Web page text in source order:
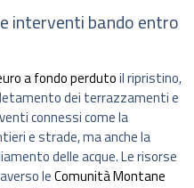
interventi bando entro
a fondo perdutoil ripristino,
dei terrazzamenti e
connessi come la
e strade, ma anche la
delle acque. Le risorse
leComunità Montane